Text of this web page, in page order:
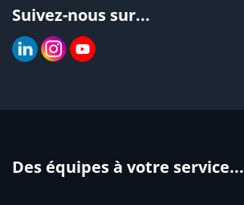
Suivez-nous sur...
Des équipes à votre service...